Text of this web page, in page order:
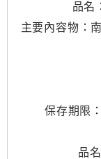
品名
主要內容物：
保存期限
品